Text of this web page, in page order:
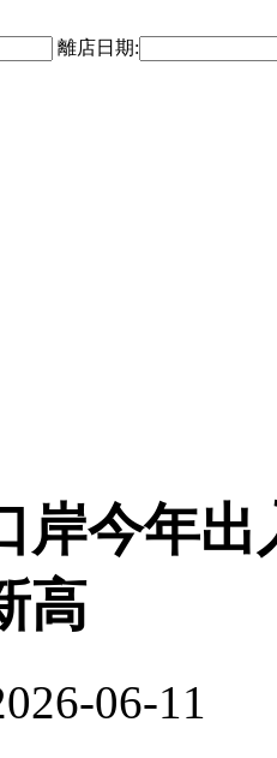
離店日期:
岸今年出
高
06-11